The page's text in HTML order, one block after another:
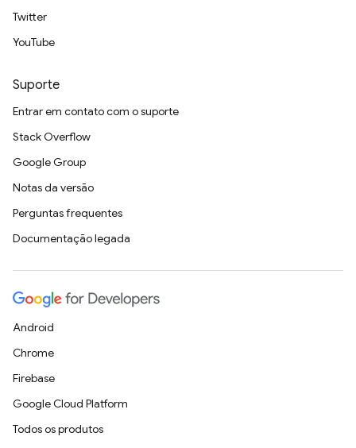
Twitter
YouTube
Suporte
Entrar em contato com o suporte
Stack Overflow
Google Group
Notas da versão
Perguntas frequentes
Documentação legada
Android
Chrome
Firebase
Google Cloud Platform
Todos os produtos